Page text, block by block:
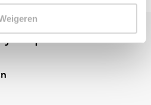
specialist